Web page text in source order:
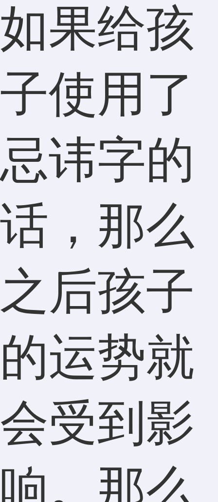
如果给孩
子使用了
忌讳字的
话，那么
之后孩子
的运势就
会受到影
响。那么